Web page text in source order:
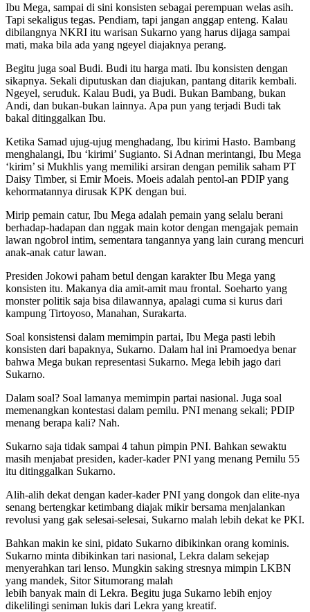
Ibu Mega, sampai di sini konsisten sebagai perempuan welas asih.
Tapi sekaligus tegas. Pendiam, tapi jangan anggap enteng. Kalau
dibilangnya NKRI itu warisan Sukarno yang harus dijaga sampai
mati, maka bila ada yang ngeyel diajaknya perang.
Begitu juga soal Budi. Budi itu harga mati. Ibu konsisten dengan
sikapnya. Sekali diputuskan dan diajukan, pantang ditarik kembali.
Ngeyel, seruduk. Kalau Budi, ya Budi. Bukan Bambang, bukan
Andi, dan bukan-bukan lainnya. Apa pun yang terjadi Budi tak
bakal ditinggalkan Ibu.
Ketika Samad ujug-ujug menghadang, Ibu kirimi Hasto. Bambang
menghalangi, Ibu ‘kirimi’ Sugianto. Si Adnan merintangi, Ibu Mega
‘kirim’ si Mukhlis yang memiliki arsiran dengan pemilik saham PT
Daisy Timber, si Emir Moeis. Moeis adalah pentol-an PDIP yang
kehormatannya dirusak KPK dengan bui.
Mirip pemain catur, Ibu Mega adalah pemain yang selalu berani
berhadap-hadapan dan nggak main kotor dengan mengajak pemain
lawan ngobrol intim, sementara tangannya yang lain curang mencuri
anak-anak catur lawan.
Presiden Jokowi paham betul dengan karakter Ibu Mega yang
konsisten itu. Makanya dia amit-amit mau frontal. Soeharto yang
monster politik saja bisa dilawannya, apalagi cuma si kurus dari
kampung Tirtoyoso, Manahan, Surakarta.
Soal konsistensi dalam memimpin partai, Ibu Mega pasti lebih
konsisten dari bapaknya, Sukarno. Dalam hal ini Pramoedya benar
bahwa Mega bukan representasi Sukarno. Mega lebih jago dari
Sukarno.
Dalam soal? Soal lamanya memimpin partai nasional. Juga soal
memenangkan kontestasi dalam pemilu. PNI menang sekali; PDIP
menang berapa kali? Nah.
Sukarno saja tidak sampai 4 tahun pimpin PNI. Bahkan sewaktu
masih menjabat presiden, kader-kader PNI yang menang Pemilu 55
itu ditinggalkan Sukarno.
Alih-alih dekat dengan kader-kader PNI yang dongok dan elite-nya
senang bertengkar ketimbang diajak mikir bersama menjalankan
revolusi yang gak selesai-selesai, Sukarno malah lebih dekat ke PKI.
Bahkan makin ke sini, pidato Sukarno dibikinkan orang kominis.
Sukarno minta dibikinkan tari nasional, Lekra dalam sekejap
menyerahkan tari lenso. Mungkin saking stresnya mimpin LKBN
yang mandek, Sitor Situmorang malah
lebih banyak main di Lekra. Begitu juga Sukarno lebih enjoy
dikelilingi seniman lukis dari Lekra yang kreatif.